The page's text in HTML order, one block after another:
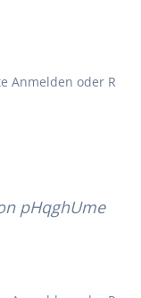
Anmelden oder R
pHqghUme